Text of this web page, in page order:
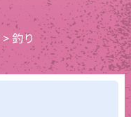
> 釣り